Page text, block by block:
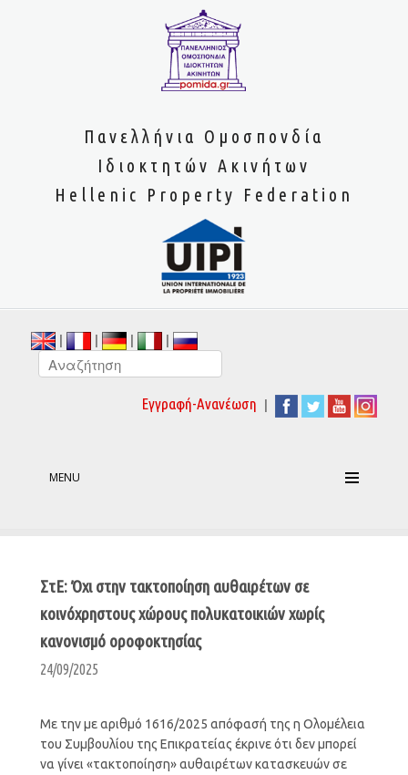
Πανελλήνια Ομοσπονδία
Ιδιοκτητών Ακινήτων
Hellenic Property Federation
| | | |
Εγγραφή-Ανανέωση |
MENU
ΣτΕ: Όχι στην τακτοποίηση αυθαιρέτων σε
κοινόχρηστους χώρους πολυκατοικιών χωρίς
κανονισμό οροφοκτησίας
24/09/2025
Με την με αριθμό 1616/2025 απόφασή της η Ολομέλεια
του Συμβουλίου της Επικρατείας έκρινε ότι δεν μπορεί
να γίνει «τακτοποίηση» αυθαιρέτων κατασκευών σε